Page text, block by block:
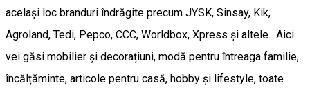
același loc branduri îndrăgite precum JYSK, Sinsay, Kik,
Agroland, Tedi, Pepco, CCC, Worldbox, Xpress și altele. Aici
vei găsi mobilier și decorațiuni, modă pentru întreaga familie,
încălțăminte, articole pentru casă, hobby și lifestyle, toate